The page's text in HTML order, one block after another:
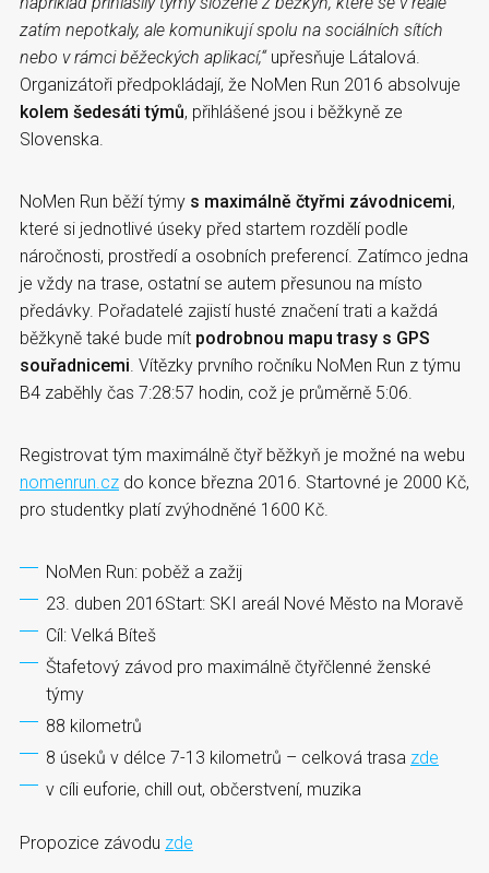
zatím nepotkaly, ale komunikují spolu na sociálních sítích
nebo v rámci běžeckých aplikací,“upřesňuje Látalová.
Organizátoři předpokládají, že NoMen Run 2016 absolvuje
kolem šedesáti týmů, přihlášené jsou i běžkyně ze
Slovenska.
NoMen Run běží týmy s maximálně čtyřmi závodnicemi,
které si jednotlivé úseky před startem rozdělí podle
náročnosti, prostředí a osobních preferencí. Zatímco jedna
je vždy na trase, ostatní se autem přesunou na místo
předávky. Pořadatelé zajistí husté značení trati a každá
běžkyně také bude mít podrobnou mapu trasy s GPS
souřadnicemi . Vítězky prvního ročníku NoMen Run z týmu
B4 zaběhly čas 7:28:57 hodin, což je průměrně 5:06.
Registrovat tým maximálně čtyř běžkyň je možné na webu
nomenrun.cz do konce března 2016. Startovné je 2000 Kč,
pro studentky platí zvýhodněné 1600 Kč.
NoMen Run: poběž a zažij
23. duben 2016Start: SKI areál Nové Město na Moravě
Cíl: Velká Bíteš
Štafetový závod pro maximálně čtyřčlenné ženské
týmy
88 kilometrů
8 úseků v délce 7-13 kilometrů – celková trasa zde
v cíli euforie, chill out, občerstvení, muzika
Propozice závodu zde